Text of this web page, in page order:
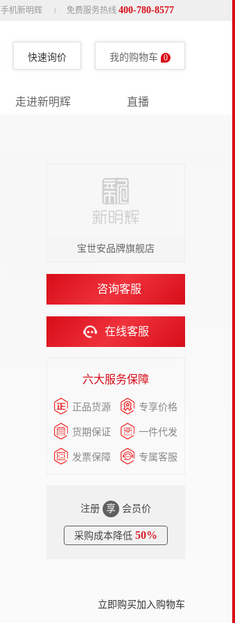
手机新明辉 免费服务热线 400-780-8577
快速询价 我的购物车 0
走进新明辉 直播
宝世安品牌旗舰店
咨询客服
在线客服
六大服务保障
正品货源 专享价格
货期保证 一件代发
发票保障 专属客服
注册 享 会员价
采购成本降低 50%
立即购买加入购物车